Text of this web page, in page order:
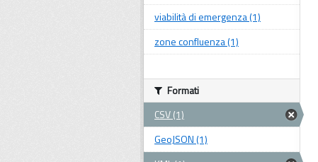
viabilità di emergenza (1)
zone confluenza (1)
Formati
CSV (1)
GeoJSON (1)